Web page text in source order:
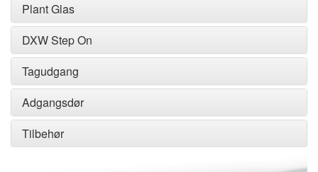
Plant Glas
DXW Step On
Tagudgang
Adgangsdør
Tilbehør